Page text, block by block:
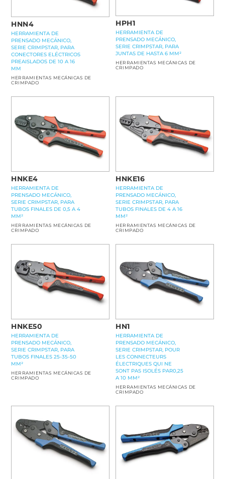
HNN4
HERRAMIENTA DE
PRENSADO MECÁNICO,
SERIE CRIMPSTAR, PARA
CONECTORES ELÉCTRICOS
PREAISLADOS DE 10 A 16
MM
HERRAMIENTAS MECÁNICAS DE
CRIMPADO
HPH1
HERRAMIENTA DE
PRENSADO MECÁNICO,
SERIE CRIMPSTAR, PARA
JUNTAS DE HASTA 6 MM²
HERRAMIENTAS MECÁNICAS DE
CRIMPADO
HNKE4
HERRAMIENTA DE
PRENSADO MECÁNICO,
SERIE CRIMPSTAR, PARA
TUBOS FINALES DE 0,5 A 4
MM²
HERRAMIENTAS MECÁNICAS DE
CRIMPADO
HNKE16
HERRAMIENTA DE
PRENSADO MECÁNICO,
SERIE CRIMPSTAR, PARA
TUBOS FINALES DE 4 A 16
MM²
HERRAMIENTAS MECÁNICAS DE
CRIMPADO
HNKE50
HERRAMIENTA DE
PRENSADO MECÁNICO,
SERIE CRIMPSTAR, PARA
TUBOS FINALES 25-35-50
MM²
HERRAMIENTAS MECÁNICAS DE
CRIMPADO
HN1
HERRAMIENTA DE
PRENSADO MECÁNICO,
SERIE CRIMPSTAR, POUR
LES CONNECTEURS
ÉLECTRIQUES QUI NE
SONT PAS ISOLÉS PAR0,25
A 10 MM²
HERRAMIENTAS MECÁNICAS DE
CRIMPADO